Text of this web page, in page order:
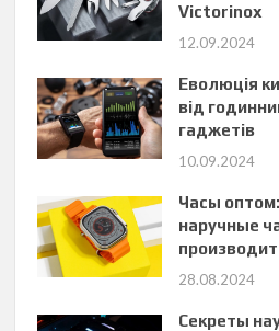
Victorinox
12.09.2024
Еволюція
від
гаджетів
10.09.2024
Часы
наручные
28.08.2024
Секреты